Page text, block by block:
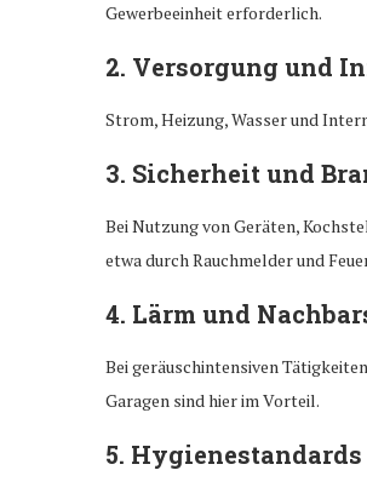
Gewerbeeinheit erforderlich.
2. Versorgung und
Strom, Heizung, Wasser und
3. Sicherheit und
Bei Nutzung von Geräten,
etwa durch Rauchmelder und
4. Lärm und
Bei geräuschintensiven
Garagen sind hier im Vorteil.
5. Hygienestandards